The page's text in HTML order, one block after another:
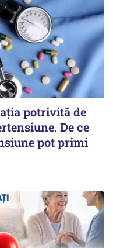
potrivită de
De ce
pot primi